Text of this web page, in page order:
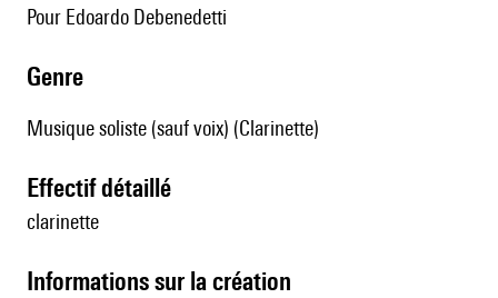
pour Edoardo Debenedetti
genre
Musique soliste (sauf voix) (Clarinette)
effectif détaillé
clarinette
informations sur la création